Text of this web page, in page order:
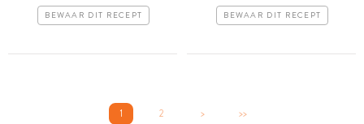
BEWAAR DIT RECEPT BEWAAR DIT RECEPT
1 2 > >>